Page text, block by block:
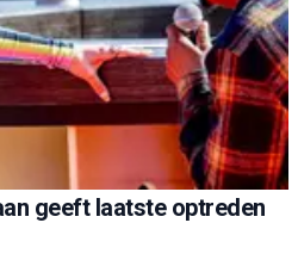
geeft laatste optreden